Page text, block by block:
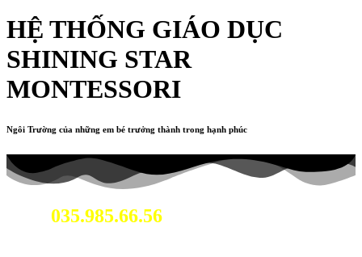
HỆ THỐNG GIÁO DỤC
SHINING STAR
MONTESSORI
Ngôi Trường của những em bé trưởng thành trong hạnh phúc
035.985.66.56